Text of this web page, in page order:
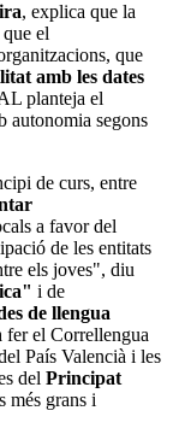
, explica que la
el
que
amb les dates
planteja el
autonomia segons
de curs, entre
a favor del
de les entitats
els joves", diu
i de
de llengua
fer el Correllengua
País Valencià i les
del Principat
més grans i